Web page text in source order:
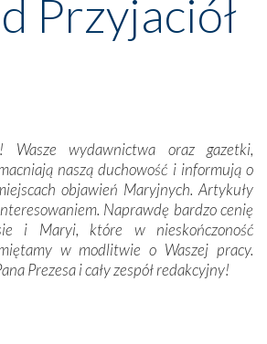
Bożą, na przykład – w podzięce za
pomoc w wygranej bitwie o
Zachwyt budziła potężna, a zarazem
tych monumentalnych dzieł,
dbałość ich twórców o detale,
fatimskich wizjonerów – Łucji
Hiacynty i Franciszka Marto.
ich grobach. Odprawiliśmy Drogę
stronach, odwiedziliśmy
Matki Bożej zapaliliśmy świece
Przyjaciół
Wasze wydawnictwa oraz gazetki,
naszą duchowość i informują o
objawień Maryjnych. Artykuły
Naprawdę bardzo cenię
i Maryi, które w nieskończoność
w modlitwie o Waszej pracy.
Prezesa i cały zespół redakcyjny!